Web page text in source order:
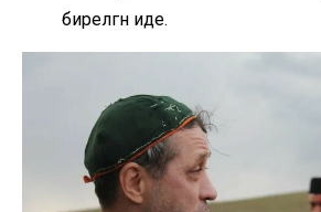
бирелгән иде.